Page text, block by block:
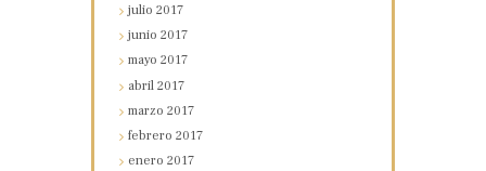
julio2017
junio2017
mayo2017
abril2017
marzo2017
febrero2017
enero2017